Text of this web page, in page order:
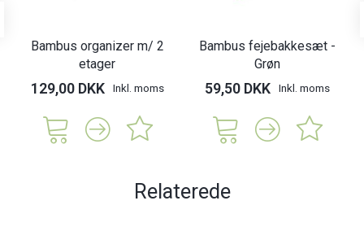
Bambus organizer m/ 2
etager
129,00 DKK Inkl. moms
Bambus fejebakkesæt -
Grøn
59,50 DKK Inkl. moms
Relaterede